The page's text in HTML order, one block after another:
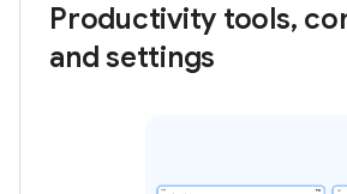
Productivity tools,
and settings